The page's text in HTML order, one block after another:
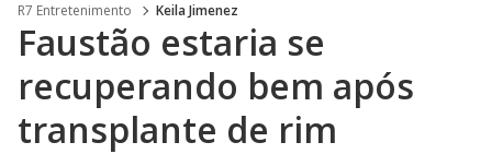
R7 Entretenimento Keila Jimenez
Faustão estaria se
recuperando bem após
transplante de rim